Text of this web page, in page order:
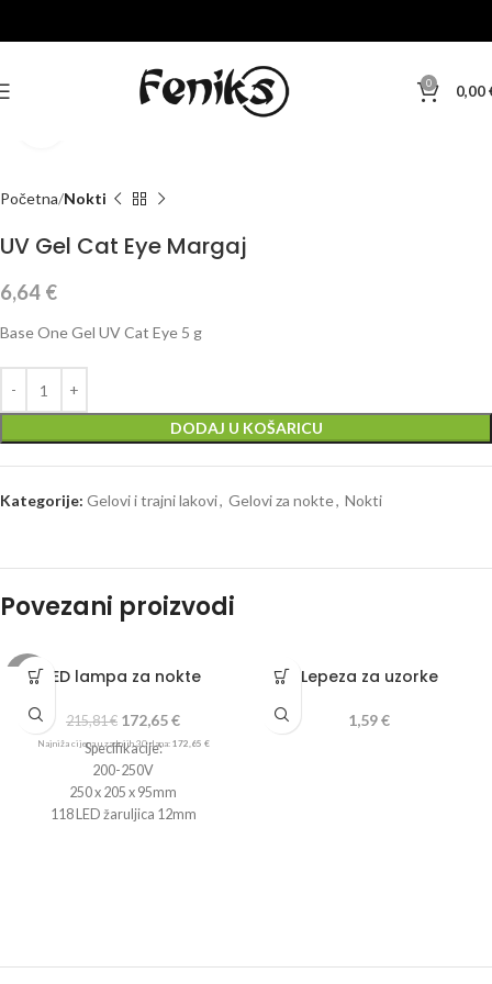
0 0,00
Početna Nokti
UV Gel Cat Eye Margaj
6,64 €
Base One Gel UV Cat Eye 5 g
DODAJ U KOŠARICU
Kategorije: Gelovi i trajni lakovi, Gelovi za nokte, Nokti
Povezani proizvodi
-20% LED lampa za nokte
215,81€ 172,65€
Najniža cijena u zadnjih 30 dana: 172,65 €
Specifikacije:
200-250V
250 x 205 x 95mm
118 LED žaruljica 12mm
Lepeza za uzorke
1,59€